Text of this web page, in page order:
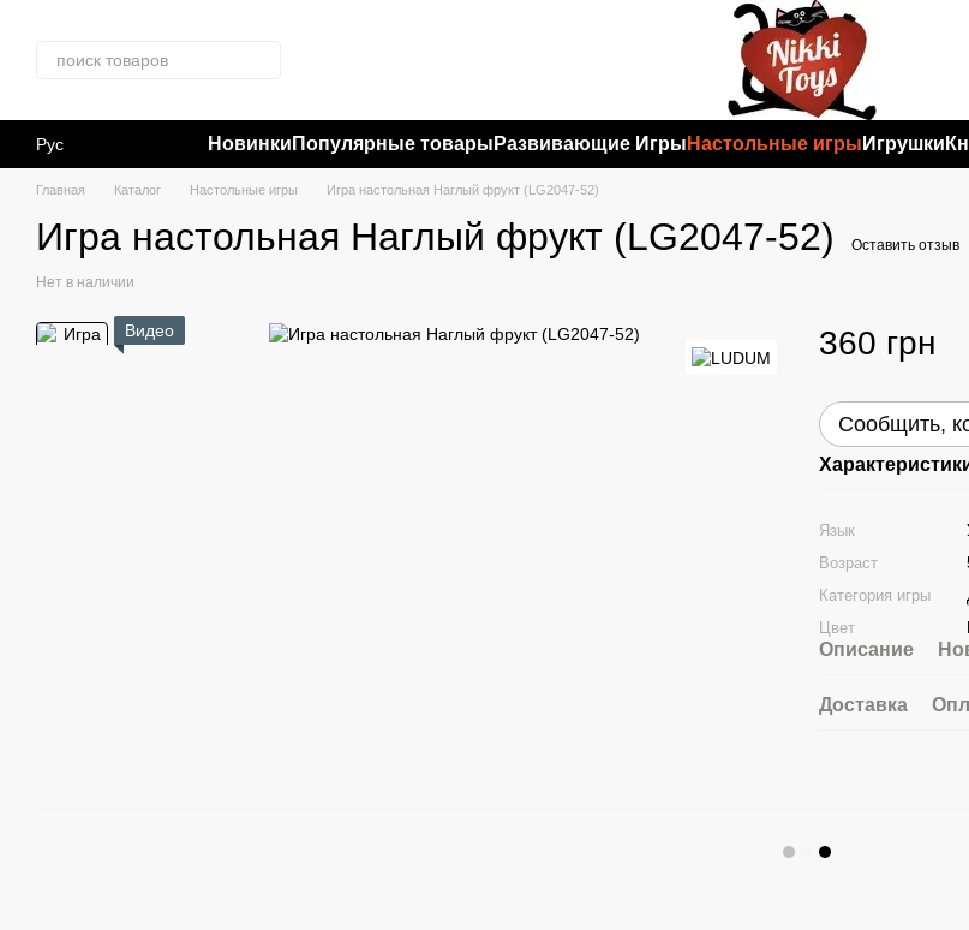
Рус Новинки Популярные товары Развивающие Игры Настольные игры Игрушки
Главная Каталог Настольные игры Игра настольная Наглый фрукт (LG2047-52)
Игра настольная Наглый фрукт (LG2047-52) Оставить отзыв
Нет в наличии
Видео 360 грн
Сообщить,
Язык
Возраст
Категория игры
Цвет
Описание
Доставка